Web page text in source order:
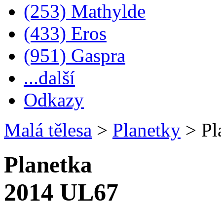
(253) Mathylde
(433) Eros
(951) Gaspra
...další
Odkazy
Malá tělesa > Planetky >
Planetka
2014 UL67